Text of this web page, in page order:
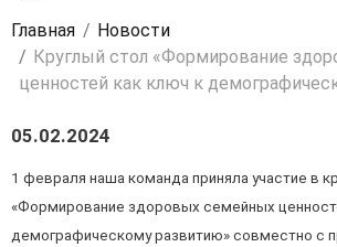
Главная
Новости
Круглый стол «Формирование
ценностей как ключ к
05.02.2024
1 февраля наша команда приняла участие в
«Формирование здоровых семейных
демографическому развитию» совместно с